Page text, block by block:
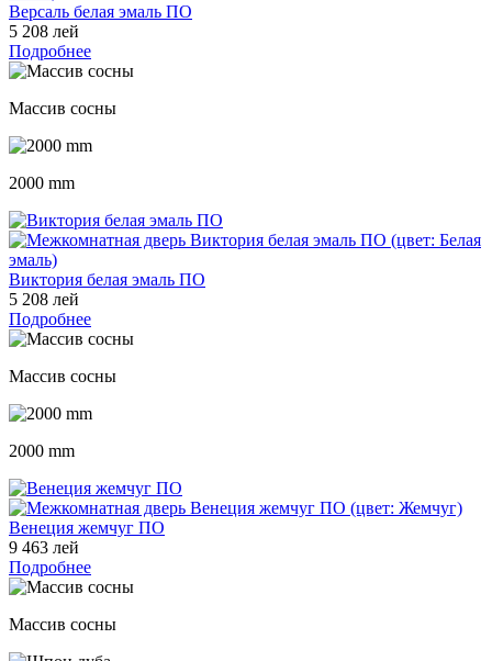
Версаль белая эмаль ПО
5 208 лей
Подробнее
Массив сосны
2000 mm
Виктория белая эмаль ПО
5 208 лей
Подробнее
Массив сосны
2000 mm
Венеция жемчуг ПО
9 463 лей
Подробнее
Массив сосны